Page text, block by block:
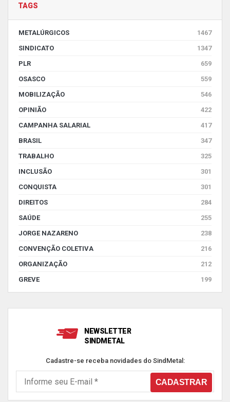
TAGS
METALÚRGICOS
1467
SINDICATO
1347
PLR
659
OSASCO
559
MOBILIZAÇÃO
546
OPINIÃO
422
CAMPANHA SALARIAL
417
BRASIL
347
TRABALHO
325
INCLUSÃO
301
CONQUISTA
301
DIREITOS
284
SAÚDE
255
JORGE NAZARENO
238
CONVENÇÃO COLETIVA
216
ORGANIZAÇÃO
212
GREVE
199
NEWSLETTER
SINDMETAL
Cadastre-se receba novidades do SindMetal: